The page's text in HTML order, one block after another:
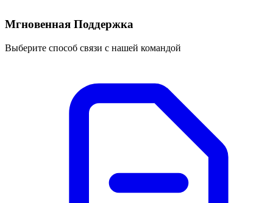
Мгновенная Поддержка
Выберите способ связи с нашей командой